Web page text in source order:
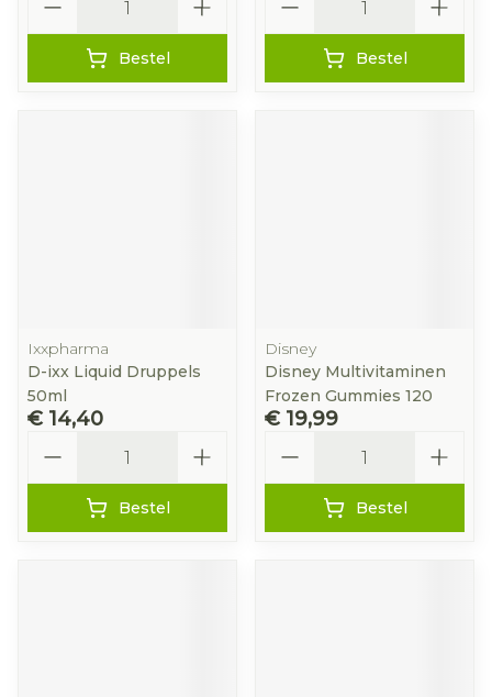
Bestel Bestel
Ixxpharma
D-ixx Liquid Druppels
50ml
€ 14,40
Bestel
Disney
Disney Multivitaminen
Frozen Gummies 120
€ 19,99
Bestel